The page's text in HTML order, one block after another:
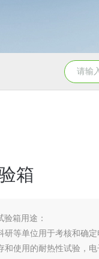
YSCYS-
箱
验箱用途：
研等单位用于考核和确
和使用的耐热性试验，